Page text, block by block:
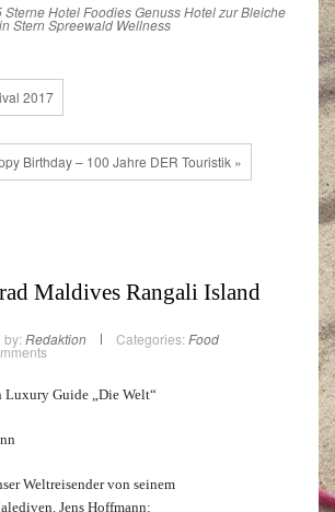
Sterne HotelFoodiesGenussHotel zur Bleiche
SternSpreewald Wellness
2017
Birthday – 100 Jahre DER Touristik »
Maldives Rangali Island
by: Redaktion Categories: Food
Guide „Die Welt“
Weltreisender von seinem
Jens Hoffmann: